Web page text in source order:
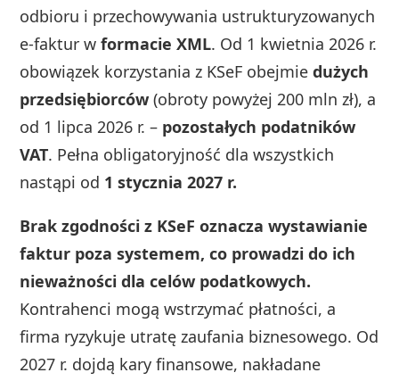
odbioru i przechowywania ustrukturyzowanych
e-faktur wformacie XML. Od 1 kwietnia 2026 r.
obowiązek korzystania z KSeF obejmiedużych
przedsiębiorców (obroty powyżej 200 mln zł), a
od 1 lipca 2026 r. – pozostałych podatników
VAT. Pełna obligatoryjność dla wszystkich
nastąpi od 1 stycznia 2027 r.
Brak zgodności z KSeF oznacza wystawianie
faktur poza systemem, co prowadzi do ich
nieważności dla celów podatkowych.
Kontrahenci mogą wstrzymać płatności, a
firma ryzykuje utratę zaufania biznesowego. Od
2027 r. dojdą kary finansowe, nakładane